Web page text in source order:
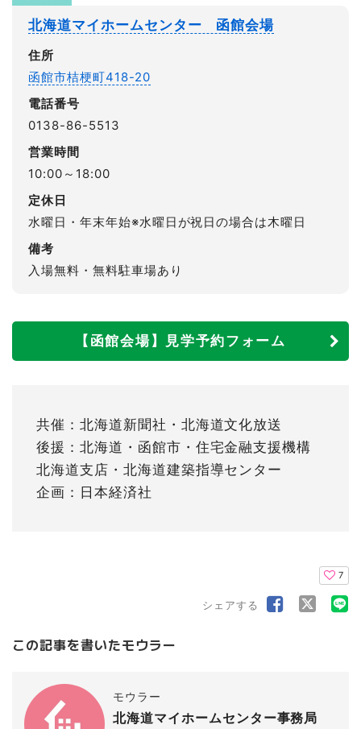
北海道マイホームセンター 函館会場
住所
函館市桔梗町418-20
電話番号
0138-86-5513
営業時間
10:00～18:00
定休日
水曜日・年末年始※水曜日が祝日の場合は木曜日
備考
入場無料・無料駐車場あり
【函館会場】見学予約フォーム
共催：北海道新聞社・北海道文化放送
後援：北海道・函館市・住宅金融支援機構
北海道支店・北海道建築指導センター
企画：日本経済社
7
シェアする
この記事を書いたモウラー
モウラー
北海道マイホームセンター事務局